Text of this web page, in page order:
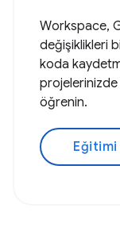
Workspace,
değişiklikleri
koda
projelerinizde
öğrenin.
Eğitimi